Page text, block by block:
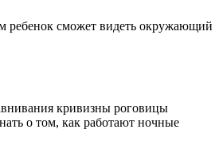
ребенок сможет видеть окружающий
кривизны роговицы
о том, как работают ночные